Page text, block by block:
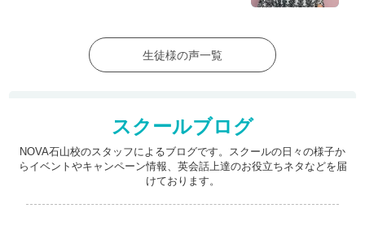
生徒様の声一覧
スクールブログ
NOVA石山校のスタッフによるブログです。スクールの日々の様子か
らイベントやキャンペーン情報、 英会話上達のお役立ちネタなどを届
けております。